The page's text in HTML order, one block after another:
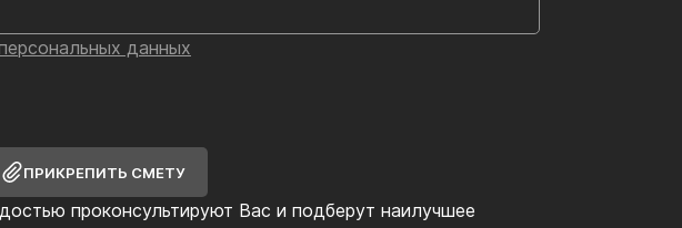
проконсультируют Вас и подберут наилучшее
данных
ПРИКРЕПИТЬ СМЕТУ